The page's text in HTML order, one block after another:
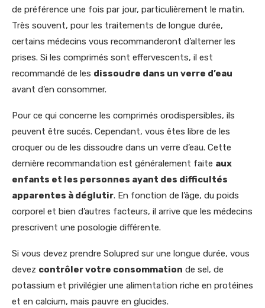
de préférence une fois par jour, particulièrement le matin.
Très souvent, pour les traitements de longue durée,
certains médecins vous recommanderont d’alterner les
prises. Si les comprimés sont effervescents, il est
recommandé de les dissoudre dans un verre d’eau
avant d’en consommer.
Pour ce qui concerne les comprimés orodispersibles, ils
peuvent être sucés. Cependant, vous êtes libre de les
croquer ou de les dissoudre dans un verre d’eau. Cette
dernière recommandation est généralement faite aux
enfants et les personnes ayant des difficultés
apparentes à déglutir. En fonction de l’âge, du poids
corporel et bien d’autres facteurs, il arrive que les médecins
prescrivent une posologie différente.
Si vous devez prendre Solupred sur une longue durée, vous
devez contrôler votre consommation de sel, de
potassium et privilégier une alimentation riche en protéines
et en calcium, mais pauvre en glucides.